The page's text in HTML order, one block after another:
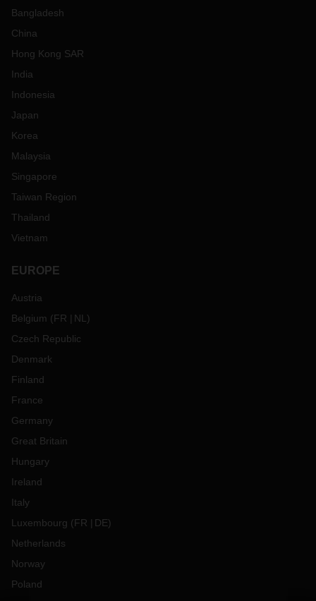
Bangladesh
China
Hong Kong SAR
India
Indonesia
Japan
Korea
Malaysia
Singapore
Taiwan Region
Thailand
Vietnam
EUROPE
Austria
Belgium (FR NL )
Czech Republic
Denmark
Finland
France
Germany
Great Britain
Hungary
Ireland
Italy
Luxembourg (FR DE)
Netherlands
Norway
Poland